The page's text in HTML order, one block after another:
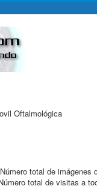
Oftalmológica
Número total de imágenes
total de visitas a